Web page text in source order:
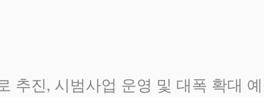
추진, 시범사업 운영 및 대폭 확대 예